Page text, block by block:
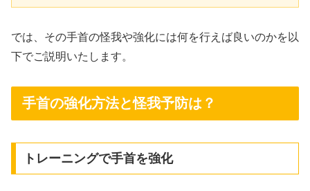
では、その手首の怪我や強化には何を行えば良いのかを以
下でご説明いたします。
手首の強化方法と怪我予防は？
トレーニングで手首を強化